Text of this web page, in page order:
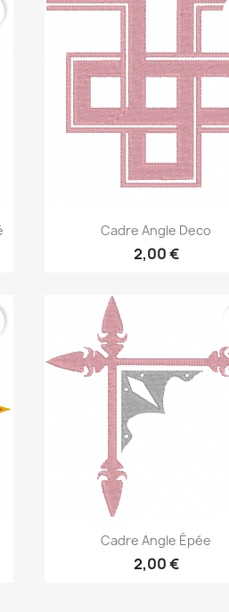
Aperçu rapide
Cadre Angle Deco
2,00 €
Aperçu rapide
Cadre Angle Épée
2,00 €